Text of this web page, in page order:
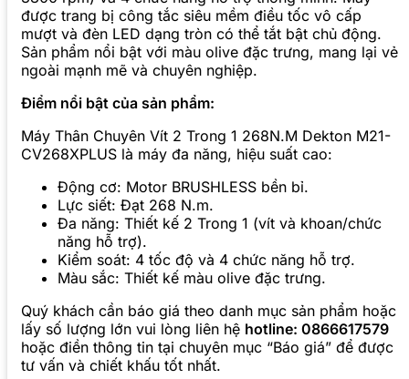
được trang bị công tắc siêu mềm điều tốc vô cấp
mượt và đèn LED dạng tròn có thể tắt bật chủ động.
Sản phẩm nổi bật với màu olive đặc trưng, mang lại vẻ
ngoài mạnh mẽ và chuyên nghiệp.
Điểm nổi bật của sản phẩm:
Máy Thân Chuyên Vít 2 Trong 1 268N.M Dekton M21-
CV268XPLUS là máy đa năng, hiệu suất cao:
Động cơ: Motor BRUSHLESS bền bỉ.
Lực siết: Đạt 268 N.m.
Đa năng: Thiết kế 2 Trong 1 (vít và khoan/chức
năng hỗ trợ).
Kiểm soát: 4 tốc độ và 4 chức năng hỗ trợ.
Màu sắc: Thiết kế màu olive đặc trưng.
Quý khách cần báo giá theo danh mục sản phẩm hoặc
lấy số lượng lớn vui lòng liên hệ hotline: 0866617579
hoặc điền thông tin tại chuyên mục “Báo giá” để được
tư vấn và chiết khấu tốt nhất.